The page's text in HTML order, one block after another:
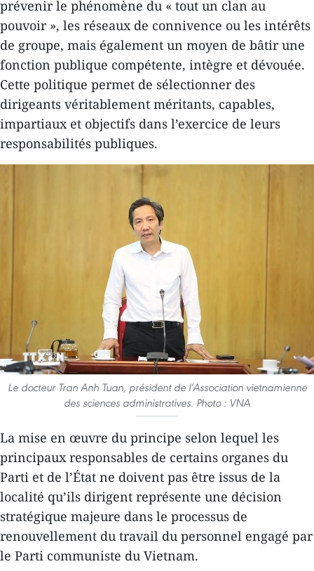
prévenir le phénomène du « tout un clan au
pouvoir », les réseaux de connivence ou les intérêts
de groupe, mais également un moyen de bâtir une
fonction publique compétente, intègre et dévouée.
Cette politique permet de sélectionner des
dirigeants véritablement méritants, capables,
impartiaux et objectifs dans l’exercice de leurs
responsabilités publiques.
Le docteur Tran Anh Tuan, président de l’Association vietnamienne
des sciences administratives. Photo : VNA
La mise en œuvre du principe selon lequel les
principaux responsables de certains organes du
Parti et de l’État ne doivent pas être issus de la
localité qu’ils dirigent représente une décision
stratégique majeure dans le processus de
renouvellement du travail du personnel engagé par
le Parti communiste du Vietnam.